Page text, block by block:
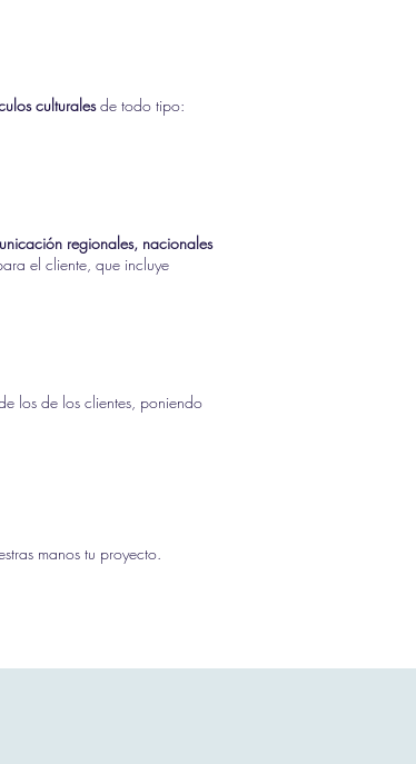
culturalesde todo tipo:
regionales, nacionales
el cliente, que incluye
los de los clientes, poniendo
manos tu proyecto.